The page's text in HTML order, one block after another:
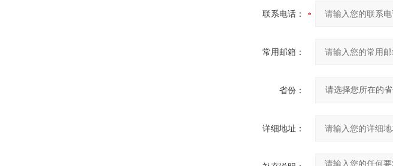
联系电话：
常用邮箱：
省份：
详细地址：